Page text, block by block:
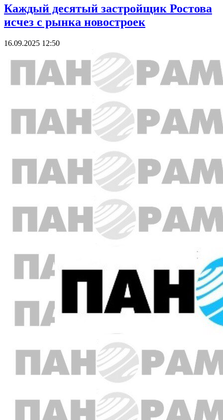
Каждый десятый застройщик Ростова
исчез с рынка новостроек
16.09.2025 12:50